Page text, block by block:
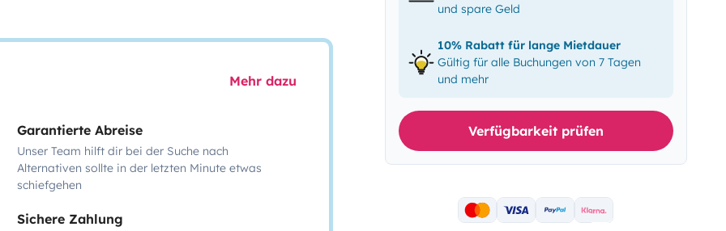
Mehr dazu
Garantierte Abreise
Unser Team hilft dir bei der Suche nach
Alternativen sollte in der letzten Minute etwas
schiefgehen
Sichere Zahlung
und spare Geld
10% Rabatt für lange Mietdauer
Gültig für alle Buchungen von 7 Tagen
und mehr
Verfügbarkeit prüfen